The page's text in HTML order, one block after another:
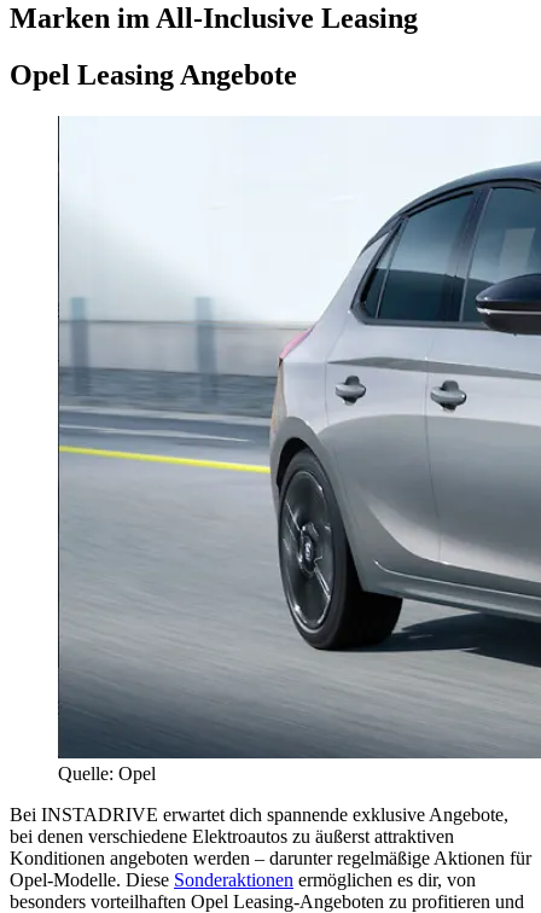
Marken im All-Inclusive Leasing
Opel Leasing Angebote
Quelle: Opel
Bei INSTADRIVE erwartet dich spannende exklusive Angebote,
bei denen verschiedene Elektroautos zu äußerst attraktiven
Konditionen angeboten werden – darunter regelmäßige Aktionen für
Opel-Modelle. Diese Sonderaktionen ermöglichen es dir, von
besonders vorteilhaften Opel Leasing-Angeboten zu profitieren und